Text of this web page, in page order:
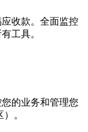
收款。全面监控
工具。
的业务和管理您
。